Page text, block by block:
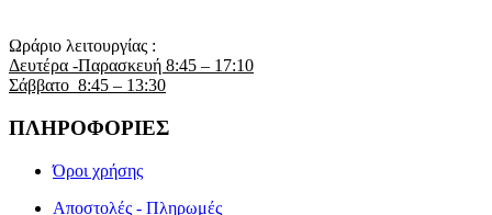
Ωράριο λειτουργίας :
Δευτέρα -Παρασκευή 8:45 – 17:10
Σάββατο 8:45 – 13:30
ΠΛΗΡΟΦΟΡΙΕΣ
Όροι χρήσης
Αποστολές - Πληρωμές